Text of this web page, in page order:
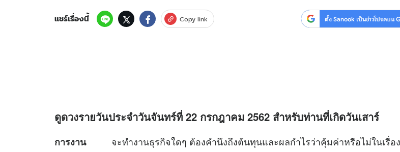
แชร์เรื่องนี้ Copy link ตั้ง Sanook เป็นข่าวโปรดบน
ดูดวงรายวันประจำวันจันทร์ที่ 22 กรกฎาคม 2562 สำหรับท่านที่เกิดวันเสาร์
การงานจะทำงานธุรกิจใดๆ ต้องคำนึงถึงต้นทุนและผลกำไรว่าคุ้มค่าหรือไม่ในเรื่อ